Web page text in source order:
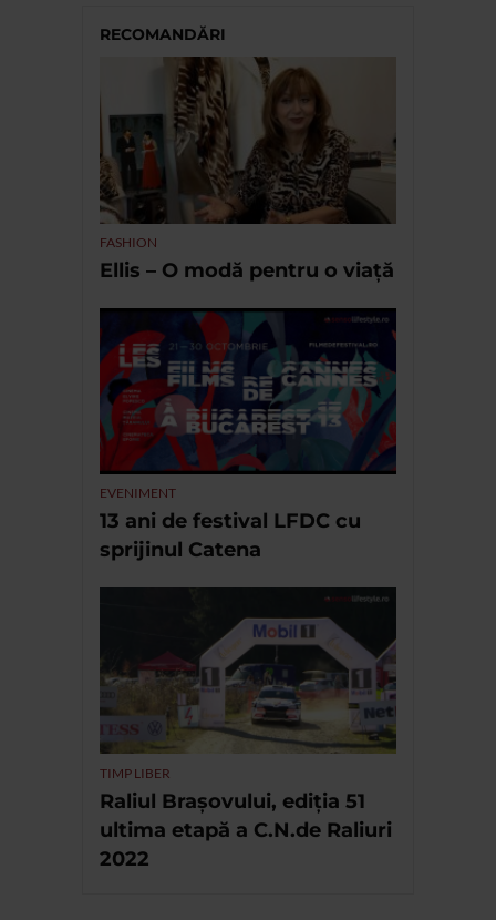
RECOMANDĂRI
FASHION
Ellis – O modă pentru o viață
EVENIMENT
13 ani de festival LFDC cu
sprijinul Catena
TIMP LIBER
Raliul Brașovului, ediția 51
ultima etapă a C.N.de Raliuri
2022